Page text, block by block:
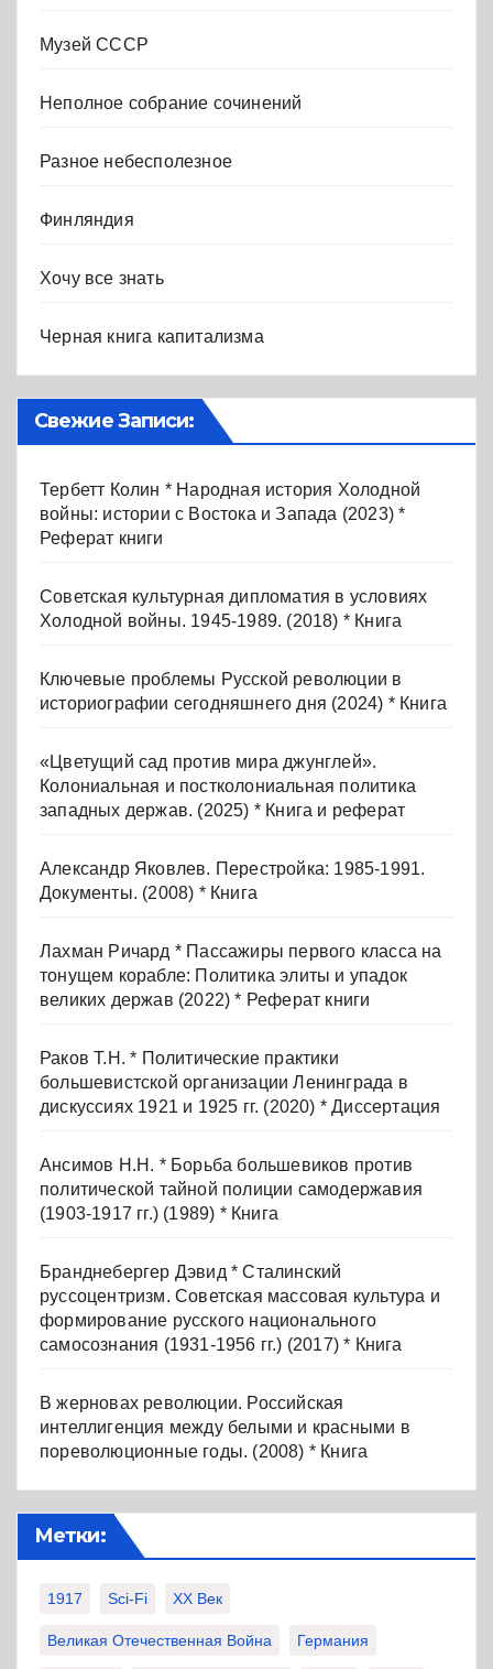
Музей СССР
Неполное собрание сочинений
Разное небесполезное
Финляндия
Хочу все знать
Черная книга капитализма
Свежие Записи:
Тербетт Колин * Народная история Холодной
войны: истории с Востока и Запада (2023) *
Реферат книги
Советская культурная дипломатия в условиях
Холодной войны. 1945-1989. (2018) * Книга
Ключевые проблемы Русской революции в
историографии сегодняшнего дня (2024) * Книга
«Цветущий сад против мира джунглей».
Колониальная и постколониальная политика
западных держав. (2025) * Книга и реферат
Александр Яковлев. Перестройка: 1985-1991.
Документы. (2008) * Книга
Лахман Ричард * Пассажиры первого класса на
тонущем корабле: Политика элиты и упадок
великих держав (2022) * Реферат книги
Раков Т.Н. * Политические практики
большевистской организации Ленинграда в
дискуссиях 1921 и 1925 гг. (2020) * Диссертация
Ансимов Н.Н. * Борьба большевиков против
политической тайной полиции самодержавия
(1903-1917 гг.) (1989) * Книга
Бранднебергер Дэвид * Сталинский
руссоцентризм. Советская массовая культура и
формирование русского национального
самосознания (1931-1956 гг.) (2017) * Книга
В жерновах революции. Российская
интеллигенция между белыми и красными в
пореволюционные годы. (2008) * Книга
Метки:
1917 Sci-Fi XX Век
Великая Отечественная Война Германия